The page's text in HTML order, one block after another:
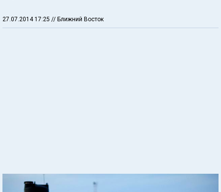
27.07.2014 17:25 // Ближний Восток